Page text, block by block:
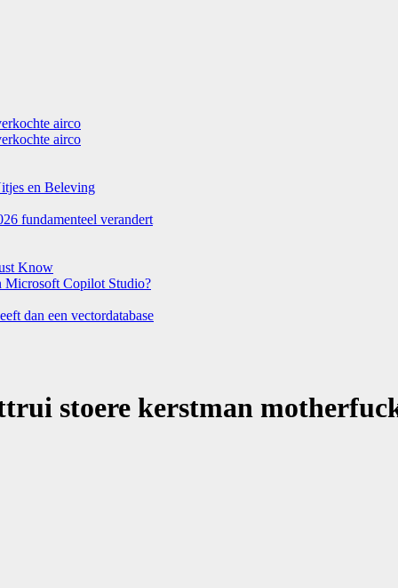
airco
airco
en Beleving
fundamenteel verandert
Know
Microsoft Copilot Studio?
dan een vectordatabase
stoere kerstman